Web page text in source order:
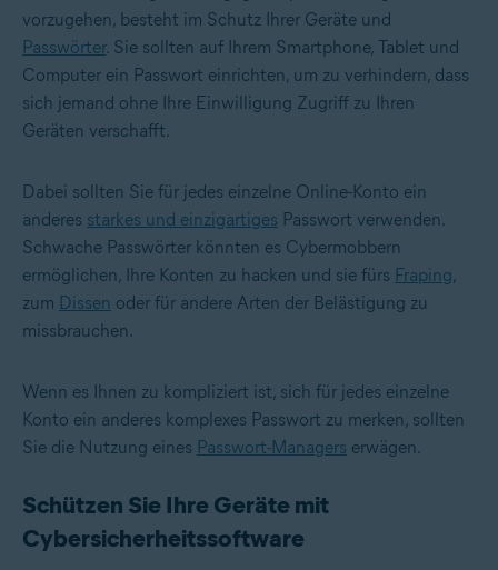
vorzugehen, besteht im Schutz Ihrer Geräte und
Passwörter. Sie sollten auf Ihrem Smartphone, Tablet und
Computer ein Passwort einrichten, um zu verhindern, dass
sich jemand ohne Ihre Einwilligung Zugriff zu Ihren
Geräten verschafft.
Dabei sollten Sie für jedes einzelne Online-Konto ein
anderes starkes und einzigartiges Passwort verwenden.
Schwache Passwörter könnten es Cybermobbern
ermöglichen, Ihre Konten zu hacken und sie fürs Fraping,
zum Dissen oder für andere Arten der Belästigung zu
missbrauchen.
Wenn es Ihnen zu kompliziert ist, sich für jedes einzelne
Konto ein anderes komplexes Passwort zu merken, sollten
Sie die Nutzung eines Passwort-Managers erwägen.
Schützen Sie Ihre Geräte mit
Cybersicherheitssoftware